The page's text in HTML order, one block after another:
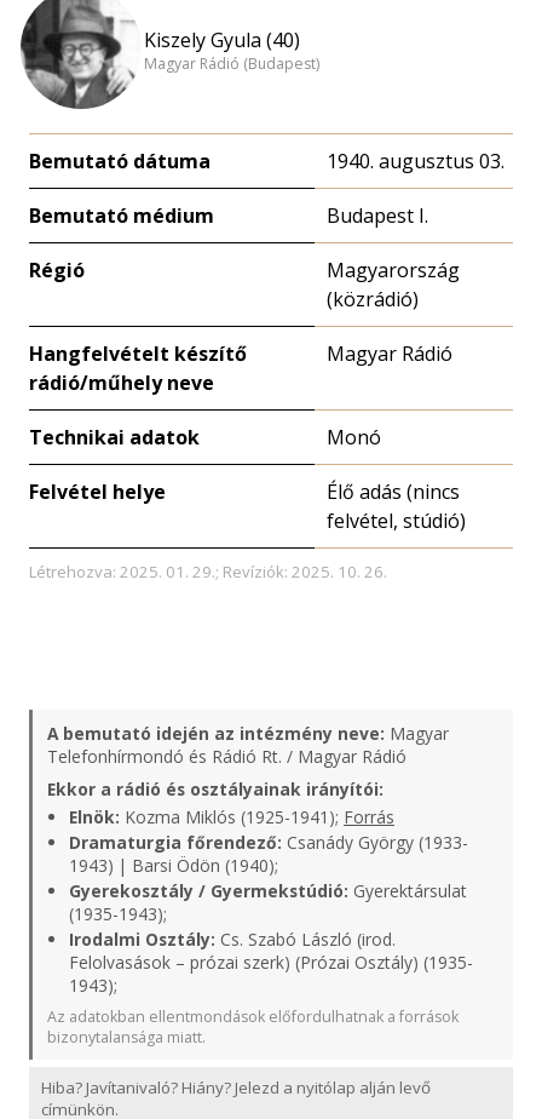
Kiszely Gyula (40)
Magyar Rádió (Budapest)
Bemutató dátuma 1940. augusztus 03.
Bemutató médium Budapest I.
Régió
Magyarország
(közrádió)
Hangfelvételt készítő
rádió/műhely neve
Magyar Rádió
Technikai adatok Monó
Felvétel helye
Élő adás (nincs
felvétel, stúdió)
Létrehozva: 2025. 01. 29.; Revíziók: 2025. 10. 26.
A bemutató idején az intézmény neve: Magyar
Telefonhírmondó és Rádió Rt. / Magyar Rádió
Ekkor a rádió és osztályainak irányítói:
Elnök: Kozma Miklós (1925-1941); Forrás
Dramaturgia főrendező: Csanády György (1933-
1943) | Barsi Ödön (1940);
Gyerekosztály / Gyermekstúdió: Gyerektársulat
(1935-1943);
Irodalmi Osztály: Cs. Szabó László (irod.
Felolvasások – prózai szerk) (Prózai Osztály) (1935-
1943);
Az adatokban ellentmondások előfordulhatnak a források
bizonytalansága miatt.
Hiba? Javítanivaló? Hiány? Jelezd a nyitólap alján levő
címünkön.